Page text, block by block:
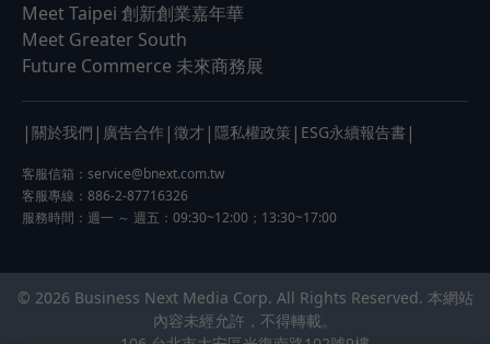
Meet Taipei 創新創業嘉年華
Meet Greater South
Future Commerce 未來商務展
| 關於我們 | 廣告合作 | 徵才 | 隱私權政策 | ESG永續報告書 |
客服信箱： service@bnext.com.tw
客服專線：886-2-87716326
服務時間：週一 ～ 週五：09:30~12:00；13:30~17:00
© 2026 Business Next Media Corp. All Rights Reserved. 本網站
內容未經允許，不得轉載。